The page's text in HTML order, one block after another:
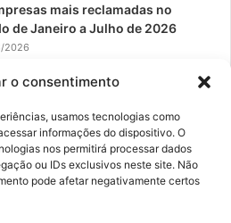
o consentimento
usamos tecnologias como
informações do dispositivo. O
nos permitirá processar dados
ou IDs exclusivos neste site. Não
pode afetar negativamente certos
mais reclamadas no
de Janeiro a Julho de 2026
2026
convoca organizações de
Sólidos
2026